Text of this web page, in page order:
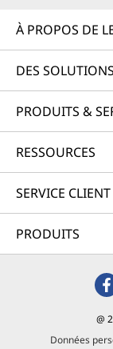
À PROPOS DE
DES
PRODUITS &
RESSOURCES
SERVICE CLIENT
PRODUITS
@
Données